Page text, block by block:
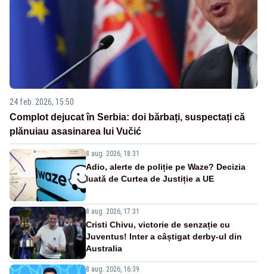
24 feb. 2026, 15:50
Complot dejucat în Serbia: doi bărbați, suspectați că
plănuiau asasinarea lui Vučić
8 aug. 2026, 18:31
Adio, alerte de poliție pe Waze? Decizia
luată de Curtea de Justiție a UE
8 aug. 2026, 17:31
Cristi Chivu, victorie de senzație cu
Juventus! Inter a câștigat derby-ul din
Australia
8 aug. 2026, 16:39